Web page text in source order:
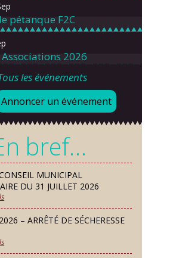
pétanque F2C
2026
et en couple – cours
chants
aux leurres (concept
les événements
Annoncer un événement
bref…
MUNICIPAL
DU 31 JUILLET 2026
– ARRÊTÉ DE SÉCHERESSE